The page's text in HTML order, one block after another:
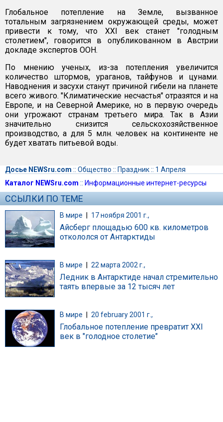
Глобальное потепление на Земле, вызванное
тотальным загрязнением окружающей среды, может
привести к тому, что XXI век станет "голодным
столетием", говорится в опубликованном в Австрии
докладе экспертов ООН.
По мнению ученых, из-за потепления увеличится
количество штормов, ураганов, тайфунов и цунами.
Наводнения и засухи станут причиной гибели на планете
всего живого. "Климатические несчастья" отразятся и на
Европе, и на Северной Америке, но в первую очередь
они угрожают странам третьего мира. Так в Азии
значительно снизится сельскохозяйственное
производство, а для 5 млн. человек на континенте не
будет хватать питьевой воды.
Досье NEWSru.com :: Общество :: Праздник:: 1 Апреля
Каталог NEWSru.com :: Информационные интернет-ресурсы
ССЫЛКИ ПО ТЕМЕ
В мире | 17 ноября 2001 г.,
Айсберг площадью 600 кв. километров
откололся от Антарктиды
В мире 22 марта 2002 г.,
Ледник в Антарктиде начал стремительно
таять впервые за 12 тысяч лет
В мире 20 february 2001 г.,
Глобальное потепление превратит XXI
век в "голодное столетие"